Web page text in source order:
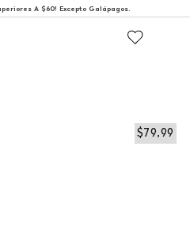
A $60! Excepto Galápagos.
$79,99